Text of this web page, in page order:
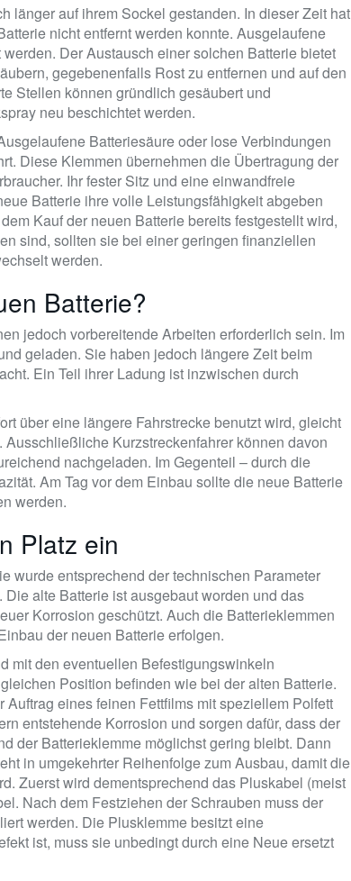
länger auf ihrem Sockel gestanden. In dieser Zeit hat
nicht entfernt werden konnte. Ausgelaufene
Der Austausch einer solchen Batterie bietet
gegebenenfalls Rost zu entfernen und auf den
Stellen können gründlich gesäubert und
neu beschichtet werden.
Batteriesäure oder lose Verbindungen
Diese Klemmen übernehmen die Übertragung der
Ihr fester Sitz und eine einwandfreie
Batterie ihre volle Leistungsfähigkeit abgeben
Kauf der neuen Batterie bereits festgestellt wird,
sind, sollten sie bei einer geringen finanziellen
werden.
Batterie?
jedoch vorbereitende Arbeiten erforderlich sein. Im
geladen. Sie haben jedoch längere Zeit beim
Ein Teil ihrer Ladung ist inzwischen durch
über eine längere Fahrstrecke benutzt wird, gleicht
Kurzstreckenfahrer können davon
nachgeladen. Im Gegenteil – durch die
Am Tag vor dem Einbau sollte die neue Batterie
werden.
Platz ein
wurde entsprechend der technischen Parameter
alte Batterie ist ausgebaut worden und das
Korrosion geschützt. Auch die Batterieklemmen
der neuen Batterie erfolgen.
mit den eventuellen Befestigungswinkeln
Position befinden wie bei der alten Batterie.
eines feinen Fettfilms mit speziellem Polfett
entstehende Korrosion und sorgen dafür, dass der
der Batterieklemme möglichst gering bleibt. Dann
in umgekehrter Reihenfolge zum Ausbau, damit die
Zuerst wird dementsprechend das Pluskabel (meist
Nach dem Festziehen der Schrauben muss der
werden. Die Plusklemme besitzt eine
ist, muss sie unbedingt durch eine Neue ersetzt